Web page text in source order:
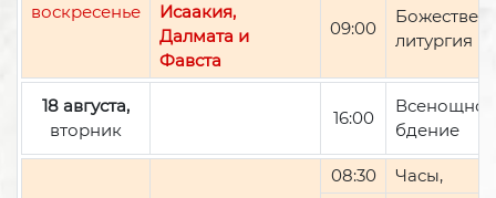
воскресенье
Исаакия,
Далмата и
Фавста
09:00
литургия
18 августа,
вторник
16:00
Всенощное
бдение
08:30 Часы,